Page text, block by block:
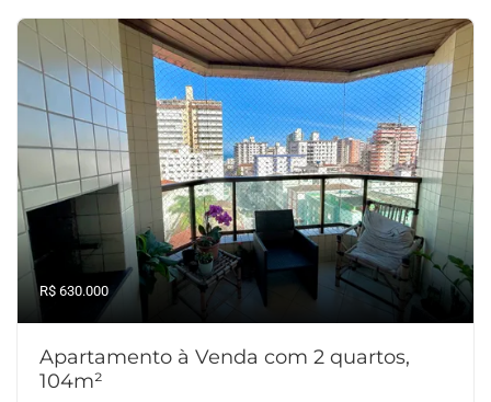
R$ 630.000
Apartamento à Venda com 2 quartos,
104m²